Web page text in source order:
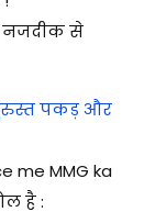
नजदीक से
दुरुस्त पकड़ और
me MMG ka
है :